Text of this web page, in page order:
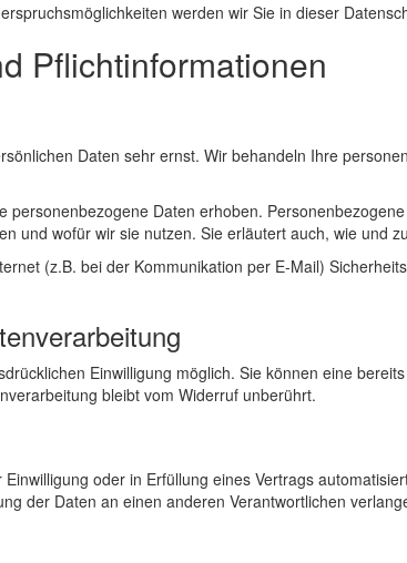
werden wir Sie in dieser
Pflichtinformationen
Daten sehr ernst. Wir behandeln Ihre
Daten erhoben.
und wofür wir sie nutzen. Sie erläutert auch, wie und
(z.B. bei der Kommunikation per E-Mail)
Einwilligung möglich. Sie können eine
bleibt vom Widerruf unberührt.
oder in Erfüllung eines Vertrags
der Daten an einen anderen Verantwortlichen